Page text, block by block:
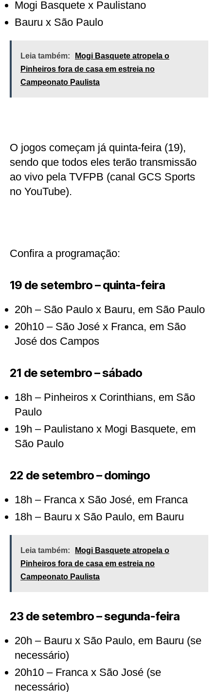
Mogi Basquete x Paulistano
Bauru x São Paulo
Leia também:
Mogi Basquete atropela o
Pinheiros fora de casa em estreia no
Campeonato Paulista
O jogos começam já quinta-feira (19),
sendo que todos eles terão transmissão
ao vivo pela TVFPB (canal GCS Sports
no YouTube).
Confira a programação:
19 de setembro – quinta-feira
20h – São Paulo x Bauru, em São Paulo
20h10 – São José x Franca, em São
José dos Campos
21 de setembro – sábado
18h – Pinheiros x Corinthians, em São
Paulo
19h – Paulistano x Mogi Basquete, em
São Paulo
22 de setembro – domingo
18h – Franca x São José, em Franca
18h – Bauru x São Paulo, em Bauru
Leia também:
Mogi Basquete atropela o
Pinheiros fora de casa em estreia no
Campeonato Paulista
23 de setembro – segunda-feira
20h – Bauru x São Paulo, em Bauru (se
necessário)
20h10 – Franca x São José (se
necessário)